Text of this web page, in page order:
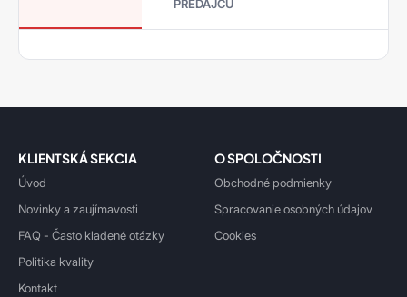
PREDAJCU
KLIENTSKÁ SEKCIA
Úvod
Novinky a zaujímavosti
FAQ - Často kladené otázky
Politika kvality
Kontakt
O SPOLOČNOSTI
Obchodné podmienky
Spracovanie osobných údajov
Cookies